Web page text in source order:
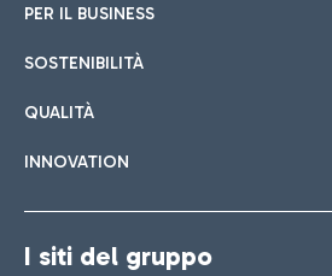
PER IL BUSINESS
SOSTENIBILITÀ
QUALITÀ
INNOVATION
I siti del gruppo